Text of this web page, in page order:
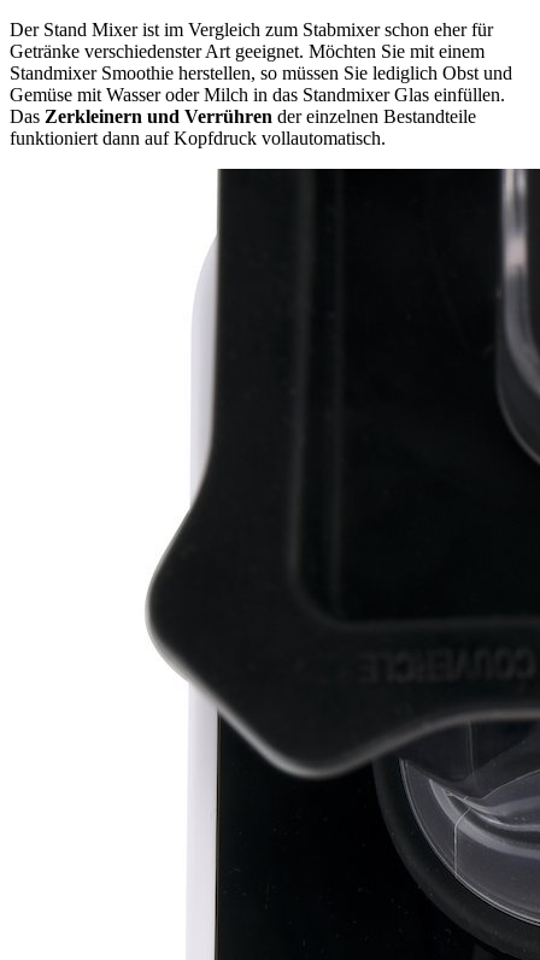
Der Stand Mixer ist im Vergleich zum Stabmixer schon eher für
Getränke verschiedenster Art geeignet. Möchten Sie mit einem
Standmixer Smoothie herstellen, so müssen Sie lediglich Obst und
Gemüse mit Wasser oder Milch in das Standmixer Glas einfüllen.
Das Zerkleinern und Verrühren der einzelnen Bestandteile
funktioniert dann auf Kopfdruck vollautomatisch.